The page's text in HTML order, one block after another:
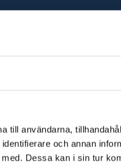
till användarna,
och annan
Dessa kan i sin tur